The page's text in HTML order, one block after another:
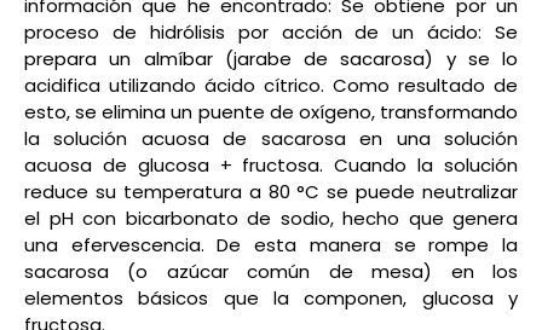
información que he encontrado: Se obtiene por un
proceso de hidrólisis por acción de un ácido: Se
prepara un almíbar (jarabe de sacarosa) y se lo
acidifica utilizando ácido cítrico. Como resultado de
esto, se elimina un puente de oxígeno, transformando
la solución acuosa de sacarosa en una solución
acuosa de glucosa + fructosa. Cuando la solución
reduce su temperatura a 80 °C se puede neutralizar
el pH con bicarbonato de sodio, hecho que genera
una efervescencia. De esta manera se rompe la
sacarosa (o azúcar común de mesa) en los
elementos básicos que la componen, glucosa y
fructosa.